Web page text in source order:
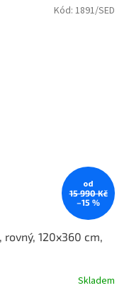
od
15 990 Kč
–15 %
rovný, 120x360 cm,
Skladem
Kód: 1891/SED